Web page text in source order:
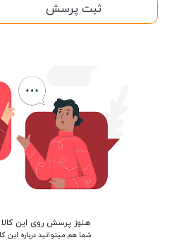
ثبت پرسش
هنوز پرسش روی این
شما هم میتوانید درباره